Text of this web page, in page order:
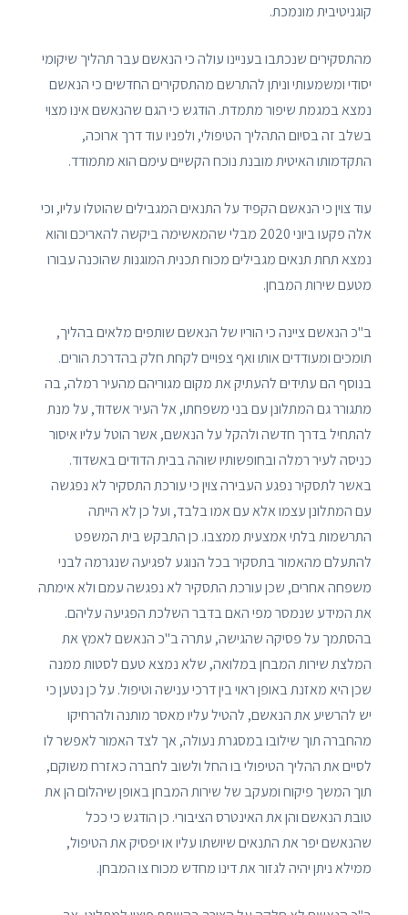
קוגניטיבית מונמכת.
מהתסקירים שנכתבו בעניינו עולה כי הנאשם עבר תהליך שיקומי
יסודי ומשמעותי וניתן להתרשם מהתסקירים החדשים כי הנאשם
נמצא במגמת שיפור מתמדת. הודגש כי הגם שהנאשם אינו מצוי
בשלב זה בסיום התהליך הטיפולי, ולפניו עוד דרך ארוכה,
התקדמותו האיטית מובנת נוכח הקשיים עימם הוא מתמודד.
עוד צוין כי הנאשם הקפיד על התנאים המגבילים שהוטלו עליו, וכי
אלה פקעו ביוני 2020 מבלי שהמאשימה ביקשה להאריכם והוא
נמצא תחת תנאים מגבילים מכוח תכנית המוגנות שהוכנה עבורו
מטעם שירות המבחן.
ב"כ הנאשם ציינה כי הוריו של הנאשם שותפים מלאים בהליך,
תומכים ומעודדים אותו ואף צפויים לקחת חלק בהדרכת הורים.
בנוסף הם עתידים להעתיק את מקום מגוריהם מהעיר רמלה, בה
מתגורר גם המתלונן עם בני משפחתו, אל העיר אשדוד, על מנת
להתחיל בדרך חדשה ולהקל על הנאשם, אשר הוטל עליו איסור
כניסה לעיר רמלה ובחופשותיו שוהה בבית הדודים באשדוד.
באשר לתסקיר נפגע העבירה צוין כי עורכת התסקיר לא נפגשה
עם המתלונן עצמו אלא עם אמו בלבד, ועל כן לא הייתה
התרשמות בלתי אמצעית ממצבו. כן התבקש בית המשפט
להתעלם מהאמור בתסקיר בכל הנוגע לפגיעה שנגרמה לבני
משפחה אחרים, שכן עורכת התסקיר לא נפגשה עמם ולא אימתה
את המידע שנמסר מפי האם בדבר השלכת הפגיעה עליהם.
בהסתמך על פסיקה שהגישה, עתרה ב"כ הנאשם לאמץ את
המלצת שירות המבחן במלואה, שלא נמצא טעם לסטות ממנה
שכן היא מאזנת באופן ראוי בין דרכי ענישה וטיפול. על כן נטען כי
יש להרשיע את הנאשם, להטיל עליו מאסר מותנה ולהרחיקו
מהחברה תוך שילובו במסגרת נעולה, אך לצד האמור לאפשר לו
לסיים את ההליך הטיפולי בו החל ולשוב לחברה כאזרח משוקם,
תוך המשך פיקוח ומעקב של שירות המבחן באופן שיהלום הן את
טובת הנאשם והן את האינטרס הציבורי. כן הודגש כי ככל
שהנאשם יפר את התנאים שיושתו עליו או יפסיק את הטיפול,
ממילא ניתן יהיה לגזור את דינו מחדש מכוח צו המבחן.